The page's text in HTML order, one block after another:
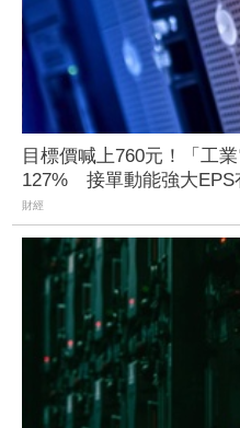
目標價喊上760元！「工
127% 接單動能強大EPS
財經